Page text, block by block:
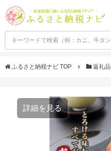
ふるさと納税ナビ TOP 返礼
詳細を見る